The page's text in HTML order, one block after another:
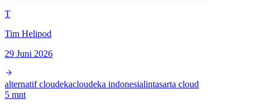
T
Tim Helipod
29 Juni 2026
alternatif cloudekacloudeka indonesialintasarta cloud
5 mnt